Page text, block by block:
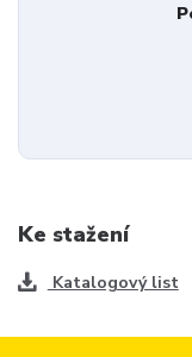
Ke stažení
Katalogový list